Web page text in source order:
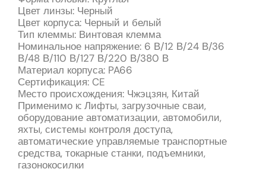
Цвет линзы: Черный
Цвет корпуса: Черный и белый
Тип клеммы: Винтовая клемма
Номинальное напряжение: 6 В/12 В/24 В/36
В/48 В/110 В/127 В/220 В/380 В
Материал корпуса: PA66
Сертификация: CE
Место происхождения: Чжэцзян, Китай
Применимо к: Лифты, загрузочные сваи,
оборудование автоматизации, автомобили,
яхты, системы контроля доступа,
автоматические управляемые транспортные
средства, токарные станки, подъемники,
газонокосилки